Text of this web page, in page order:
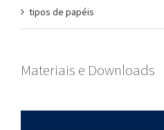
tipos de papéis
Materiais e Downloads